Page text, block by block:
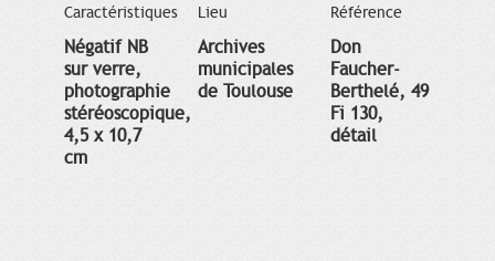
Caractéristiques
Négatif NB
sur verre,
photographie
stéréoscopique,
4,5 x 10,7
cm
Lieu
Archives
municipales
de Toulouse
Référence
Don
Faucher-
Berthelé, 49
Fi 130,
détail